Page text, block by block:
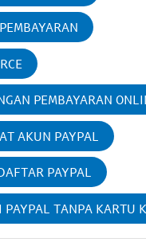
PEMBAYARAN
AKUN PAYPAL
PAYPAL
PAYPAL TANPA KARTU